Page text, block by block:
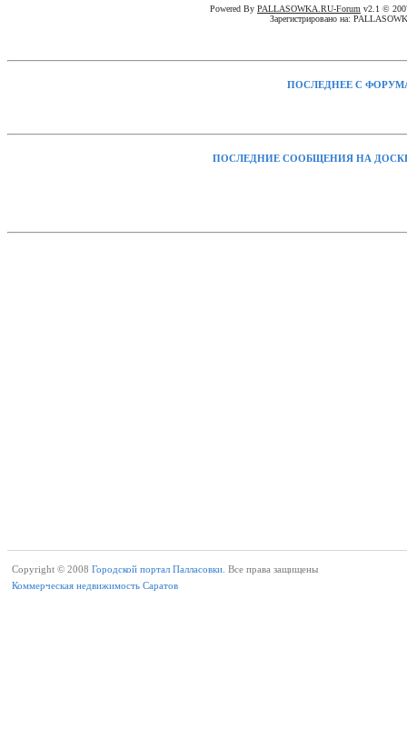
Powered By PALLASOWKA.RU-Forum v2.1 ©
Зарегистрировано на:
ПОСЛЕДНЕЕ С
ПОСЛЕДНИЕ СООБЩЕНИЯ НА
Copyright © 2008 Городской портал Палласовки. Все права защищены
Коммерческая недвижимость Саратов